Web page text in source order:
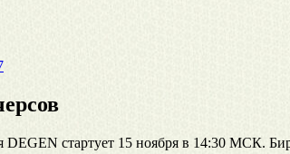
стартует 15 ноября в 14:30 МСК.